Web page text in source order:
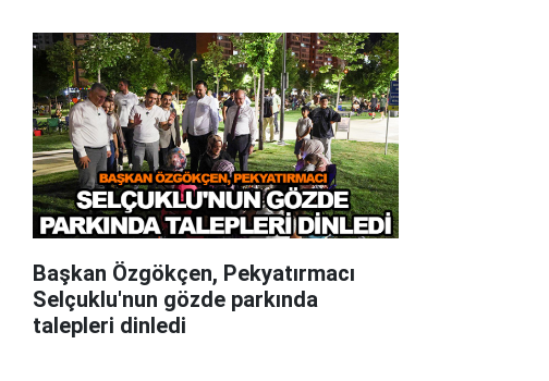
Başkan Özgökçen, Pekyatırmacı
Selçuklu'nun gözde parkında
talepleri dinledi